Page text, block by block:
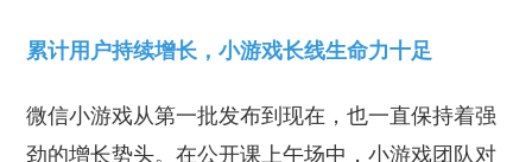
累计用户持续增长，小游戏长线生命力十足
微信小游戏从第一批发布到现在，也一直保持着强
劲的增长势头。在公开课上午场中，小游戏团队对